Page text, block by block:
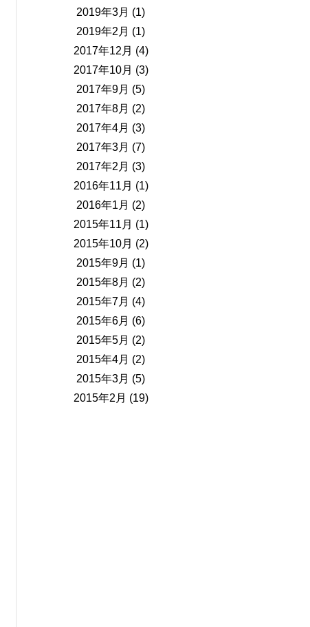
2019年3月 (1)
2019年2月 (1)
2017年12月 (4)
2017年10月 (3)
2017年9月 (5)
2017年8月 (2)
2017年4月 (3)
2017年3月 (7)
2017年2月 (3)
2016年11月 (1)
2016年1月 (2)
2015年11月 (1)
2015年10月 (2)
2015年9月 (1)
2015年8月 (2)
2015年7月 (4)
2015年6月 (6)
2015年5月 (2)
2015年4月 (2)
2015年3月 (5)
2015年2月 (19)